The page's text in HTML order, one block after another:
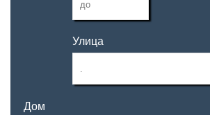
Улица
Дом